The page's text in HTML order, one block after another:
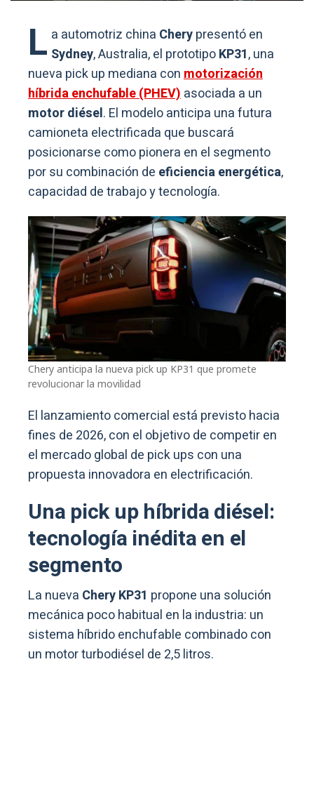
L a automotriz china Cherypresentó en
Sydney, Australia, el prototipoKP31, una
nueva pick up mediana conmotorización
híbrida enchufable (PHEV)asociada a un
motor diésel. El modelo anticipa una futura
camioneta electrificada que buscará
posicionarse como pionera en el segmento
por su combinación de eficiencia energética,
capacidad de trabajo y tecnología.
Chery anticipa la nueva pick up KP31 que promete
revolucionar la movilidad
El lanzamiento comercial está previsto hacia
fines de 2026, con el objetivo de competir en
el mercado global de pick ups con una
propuesta innovadora en electrificación.
Una pick up híbrida diésel:
tecnología inédita en el
segmento
La nueva Chery KP31 propone una solución
mecánica poco habitual en la industria: un
sistema híbrido enchufable combinado con
un motor turbodiésel de 2,5 litros.